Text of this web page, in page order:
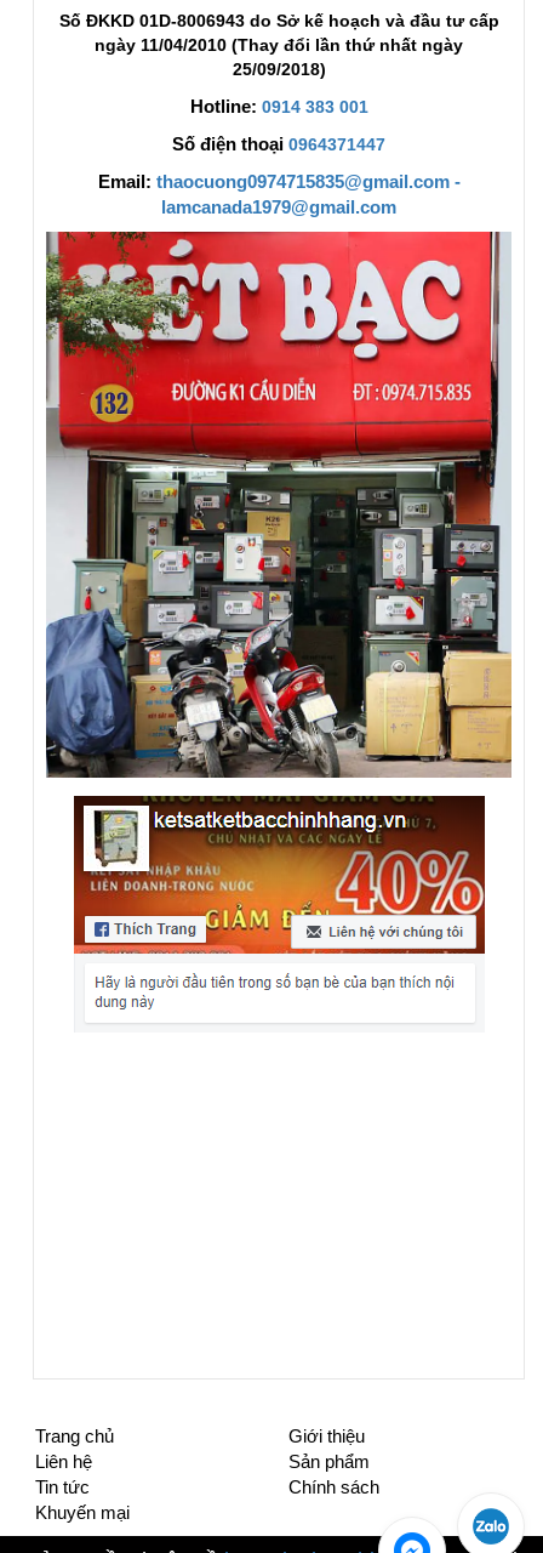
Số ĐKKD 01D-8006943 do Sở kế hoạch và đầu tư cấp
ngày 11/04/2010 (Thay đổi lần thứ nhất ngày
25/09/2018)
Hotline: 0914 383 001
Số điện thoại 0964371447
Email: thaocuong0974715835@gmail.com -
lamcanada1979@gmail.com
Trang chủ
Giới thiệu
Liên hệ
Sản phẩm
Tin tức
Chính sách
Khuyến mại